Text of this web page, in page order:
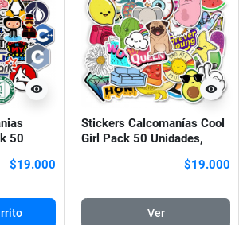
visibility
50
$19.000
visibility
Stickers Calcomanías Cool
Girl Pack 50 Unidades,
$19.000
Ver